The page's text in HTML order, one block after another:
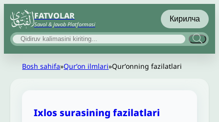
FATVOLAR
Savol & Javob Platformasi
Кирилча
Bosh sahifa»Qurʼon ilmlari»Qurʼonning fazilatlari
Ixlos surasining fazilatlari